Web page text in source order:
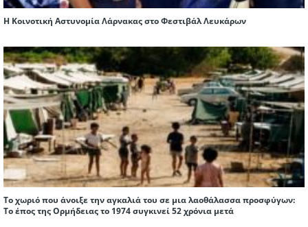
Η Κοινοτική Αστυνομία Λάρνακας στο Φεστιβάλ Λευκάρων
Το χωριό που άνοιξε την αγκαλιά του σε μια λαοθάλασσα προσφύγων:
Το έπος της Ορμήδειας το 1974 συγκινεί 52 χρόνια μετά